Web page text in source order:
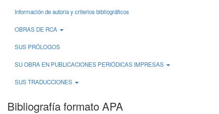
Información de autoría y criterios bibliográficos
OBRAS DE RCA
SUS PRÓLOGOS
SU OBRA EN PUBLICACIONES PERIÓDICAS IMPRESAS
SUS TRADUCCIONES
Bibliografía formato APA